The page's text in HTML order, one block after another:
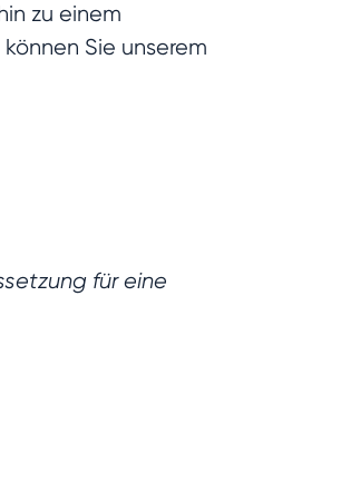
zu einem
Sie unserem
für eine